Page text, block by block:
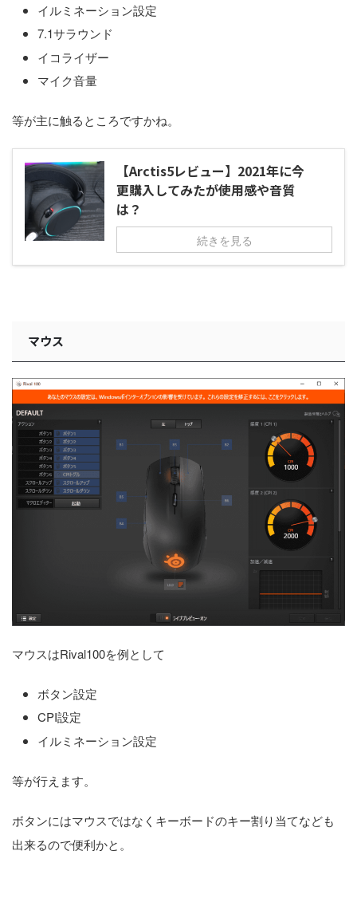
イルミネーション設定
7.1サラウンド
イコライザー
マイク音量
等が主に触るところですかね。
【Arctis5レビュー】2021年に今
更購入してみたが使用感や音質
は？
続きを見る
マウス
マウスはRival100を例として
ボタン設定
CPI設定
イルミネーション設定
等が行えます。
ボタンにはマウスではなくキーボードのキー割り当てなども
出来るので便利かと。